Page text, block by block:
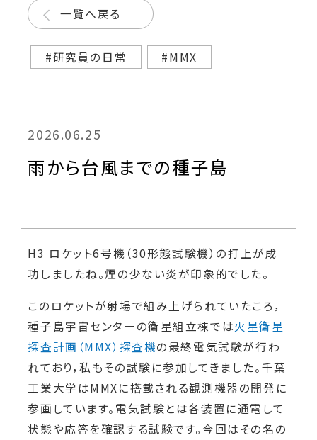
一覧へ戻る
#研究員の日常 #MMX
2026.06.25
雨から台風までの種子島
H3 ロケット6号機（30形態試験機）の打上が成
功しましたね。煙の少ない炎が印象的でした。
このロケットが射場で組み上げられていたころ，
種子島宇宙センターの衛星組立棟では火星衛星
探査計画（MMX）探査機の最終電気試験が行わ
れており，私もその試験に参加してきました。千葉
工業大学はMMXに搭載される観測機器の開発に
参画しています。電気試験とは各装置に通電して
状態や応答を確認する試験です。今回はその名の